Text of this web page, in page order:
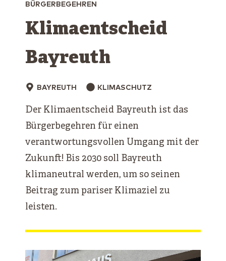
BÜRGERBEGEHREN
Klimaentscheid
Bayreuth
BAYREUTH KLIMASCHUTZ
Der Klimaentscheid Bayreuth ist das
Bürgerbegehren für einen
verantwortungsvollen Umgang mit der
Zukunft! Bis 2030 soll Bayreuth
klimaneutral werden, um so seinen
Beitrag zum pariser Klimaziel zu
leisten.